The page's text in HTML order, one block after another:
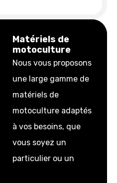
Matériels de
motoculture
Nous vous proposons
une large gamme de
matériels de
motoculture adaptés
à vos besoins, que
vous soyez un
particulier ou un